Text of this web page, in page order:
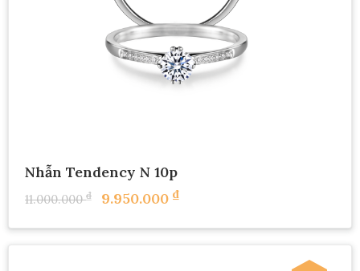
Nhẫn Tendency N 10p
11.000.000₫ 9.950.000 ₫